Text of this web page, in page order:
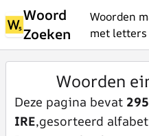
Woord
Zoeken
Woorden
met letters
Woorden
Deze pagina bevat
IRE,gesorteerd